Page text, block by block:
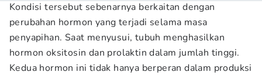
Kondisi tersebut sebenarnya berkaitan dengan
perubahan hormon yang terjadi selama masa
penyapihan. Saat menyusui, tubuh menghasilkan
hormon oksitosin dan prolaktin dalam jumlah tinggi.
Kedua hormon ini tidak hanya berperan dalam produksi